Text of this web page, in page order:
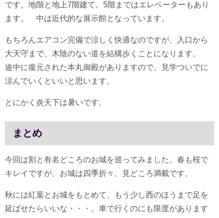
です。地階と地上7階建て。5階まではエレベーターもあり
ます。 中は近代的な展示館となっています。
もちろんエアコン完備で涼しく快適なのですが、入口から
大天守まで、木陰のない道を結構歩くことになります。
途中に復元された本丸御殿がありますので、見学ついでに
涼んでいくといいと思います。
とにかく炎天下は暑いです。
まとめ
今回は割と有名どころのお城を巡ってみました。春も桜で
キレイですが、お城は四季折々、見どころ満載です。
秋には紅葉とお城をもとめて、もう少し西のほうまで足を
延ばせたらいいな・・・。車で行くのにも限度があります